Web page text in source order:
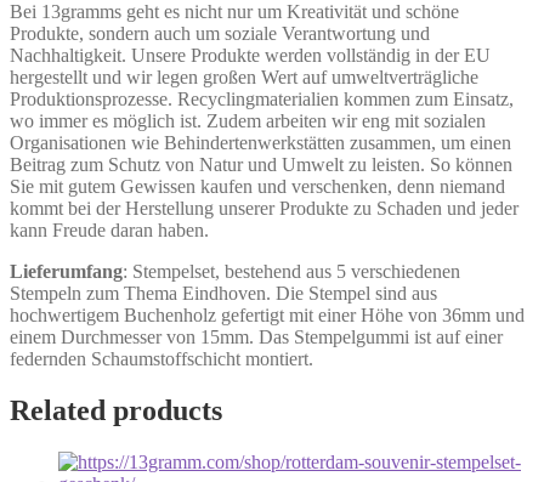
Bei 13gramms geht es nicht nur um Kreativität und schöne
Produkte, sondern auch um soziale Verantwortung und
Nachhaltigkeit. Unsere Produkte werden vollständig in der EU
hergestellt und wir legen großen Wert auf umweltverträgliche
Produktionsprozesse. Recyclingmaterialien kommen zum Einsatz,
wo immer es möglich ist. Zudem arbeiten wir eng mit sozialen
Organisationen wie Behindertenwerkstätten zusammen, um einen
Beitrag zum Schutz von Natur und Umwelt zu leisten. So können
Sie mit gutem Gewissen kaufen und verschenken, denn niemand
kommt bei der Herstellung unserer Produkte zu Schaden und jeder
kann Freude daran haben.
Lieferumfang: Stempelset, bestehend aus 5 verschiedenen
Stempeln zum Thema Eindhoven. Die Stempel sind aus
hochwertigem Buchenholz gefertigt mit einer Höhe von 36mm und
einem Durchmesser von 15mm. Das Stempelgummi ist auf einer
federnden Schaumstoffschicht montiert.
Related products